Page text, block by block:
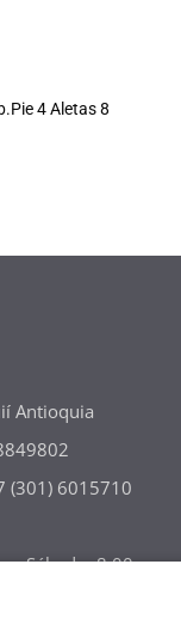
4 Aletas 8
Antioquia
(301) 6015710
Sábado: 8:00